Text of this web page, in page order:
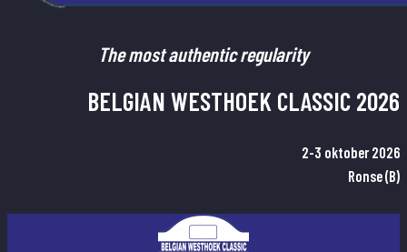
The most authentic regularity
BELGIAN WESTHOEK CLASSIC 2026
2-3 oktober 2026
Ronse (B)